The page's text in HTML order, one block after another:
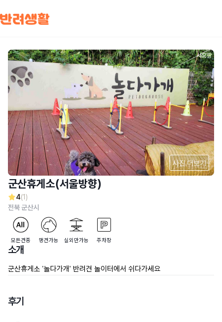
사오랑
사진 더보기
군산휴게소(서울방향)
4(1)
전북 군산시
모든견종 맹견가능 실외만가능 주차장
소개
군산휴게소 '놀다가개' 반려견 놀이터에서 쉬다가세요
후기